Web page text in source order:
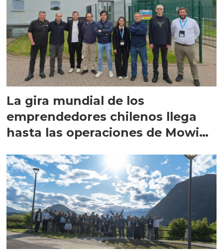
La gira mundial de los
emprendedores chilenos llega
hasta las operaciones de Mowi